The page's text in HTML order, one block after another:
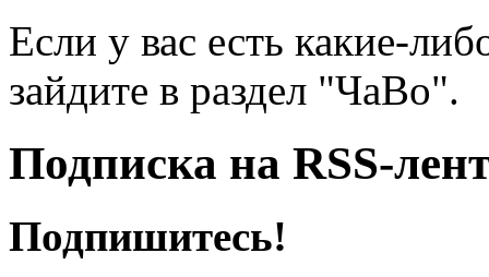
Если у вас есть какие-
зайдите в раздел "ЧаВо".
Подписка на RSS-
Подпишитесь!